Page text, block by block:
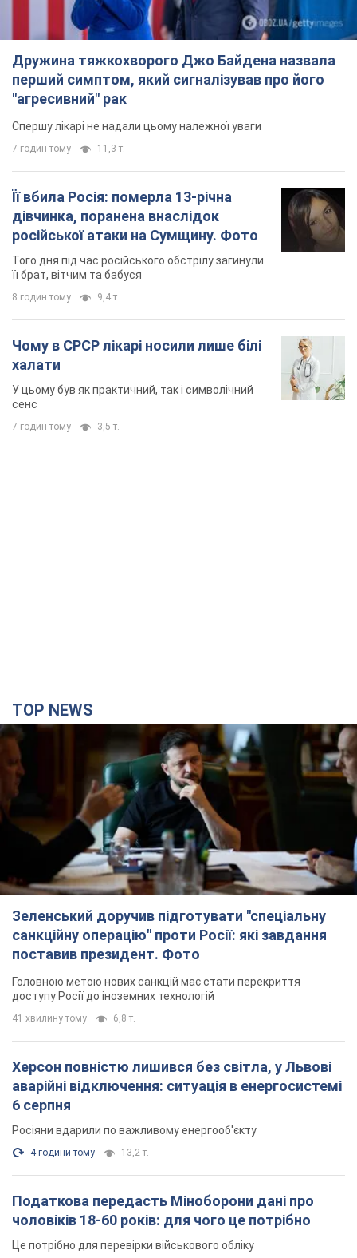
Її вбила Росія: померла 13-річна
дівчинка, поранена внаслідок
російської атаки на Сумщину. Фото
Того дня під час російського обстрілу загинули
Чому в СРСР лікарі носили лише білі
халати
У цьому був як практичний, так і символічний
сенс
7 годин тому 3,5 т.
Зеленський доручив підготувати "спеціальну
санкційну операцію" проти Росії: які завдання
поставив президент. Фото
Головною метою нових санкцій має стати перекриття
доступу Росії до іноземних технологій
41 хвилину тому 6,8 т.
Херсон повністю лишився без світла, у Львові
аварійні відключення: ситуація в енергосистемі
6 серпня
4 години тому 13,2 т.
Податкова передасть Міноборони дані про
чоловіків 18-60 років: для чого це потрібно
Це потрібно для перевірки військового обліку
2 години тому